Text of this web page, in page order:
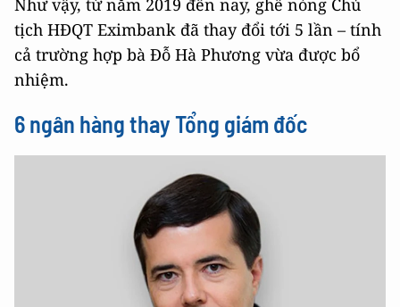
Như vậy, từ năm 2019 đến nay, ghế nóng Chủ
tịch HĐQT Eximbank đã thay đổi tới 5 lần – tính
cả trường hợp bà Đỗ Hà Phương vừa được bổ
nhiệm.
6 ngân hàng thay Tổng giám đốc